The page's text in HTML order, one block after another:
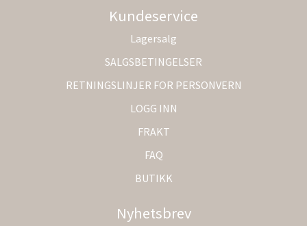
Kundeservice
Lagersalg
SALGSBETINGELSER
RETNINGSLINJER FOR PERSONVERN
LOGG INN
FRAKT
FAQ
BUTIKK
Nyhetsbrev